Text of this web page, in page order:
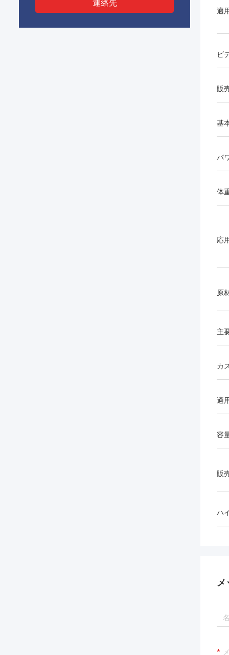
連絡先
適
ビ
販
基
パ
体
応
原
主
カ
適
容
販
ハ